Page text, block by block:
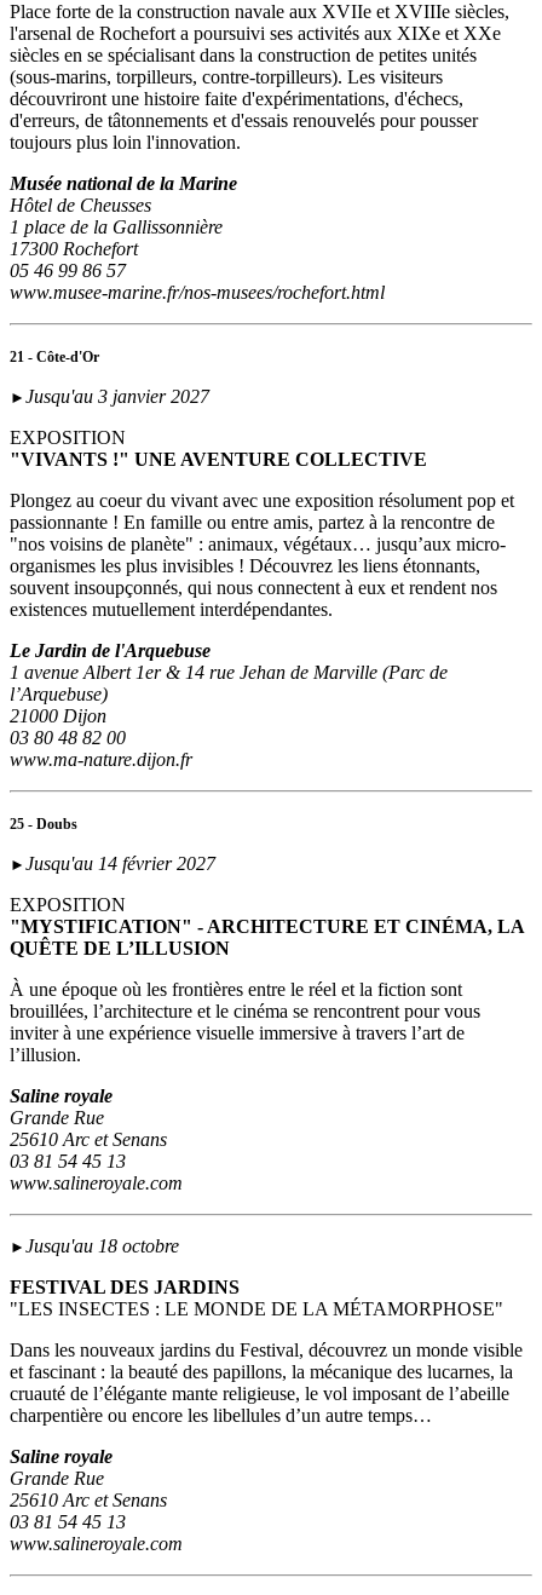
Place forte de la construction navale aux XVIIe et XVIIIe siècles,
l'arsenal de Rochefort a poursuivi ses activités aux XIXe et XXe
siècles en se spécialisant dans la construction de petites unités
(sous‑marins, torpilleurs, contre-torpilleurs). Les visiteurs
découvriront une histoire faite d'expérimentations, d'échecs,
d'erreurs, de tâtonnements et d'essais renouvelés pour pousser
toujours plus loin l'innovation.
Musée national de la Marine
Hôtel de Cheusses
1 place de la Gallissonnière
17300 Rochefort
05 46 99 86 57
www.musee-marine.fr/nos-musees/rochefort.html
21 - Côte-d'Or
► Jusqu'au 3 janvier 2027
EXPOSITION
"VIVANTS !" UNE AVENTURE COLLECTIVE
Plongez au coeur du vivant avec une exposition résolument pop et
passionnante ! En famille ou entre amis, partez à la rencontre de
"nos voisins de planète" : animaux, végétaux… jusqu’aux micro-
organismes les plus invisibles ! Découvrez les liens étonnants,
souvent insoupçonnés, qui nous connectent à eux et rendent nos
existences mutuellement interdépendantes.
Le Jardin de l'Arquebuse
1 avenue Albert 1er & 14 rue Jehan de Marville (Parc de
l’Arquebuse)
21000 Dijon
03 80 48 82 00
www.ma-nature.dijon.fr
25 - Doubs
► Jusqu'au 14 février 2027
EXPOSITION
"MYSTIFICATION" - ARCHITECTURE ET CINÉMA, LA
QUÊTE DE L’ILLUSION
À une époque où les frontières entre le réel et la fiction sont
brouillées, l’architecture et le cinéma se rencontrent pour vous
inviter à une expérience visuelle immersive à travers l’art de
l’illusion.
Saline royale
Grande Rue
25610 Arc et Senans
03 81 54 45 13
www.salineroyale.com
► Jusqu'au 18 octobre
FESTIVAL DES JARDINS
"LES INSECTES : LE MONDE DE LA MÉTAMORPHOSE"
Dans les nouveaux jardins du Festival, découvrez un monde visible
et fascinant : la beauté des papillons, la mécanique des lucarnes, la
cruauté de l’élégante mante religieuse, le vol imposant de l’abeille
charpentière ou encore les libellules d’un autre temps…
Saline royale
Grande Rue
25610 Arc et Senans
03 81 54 45 13
www.salineroyale.com